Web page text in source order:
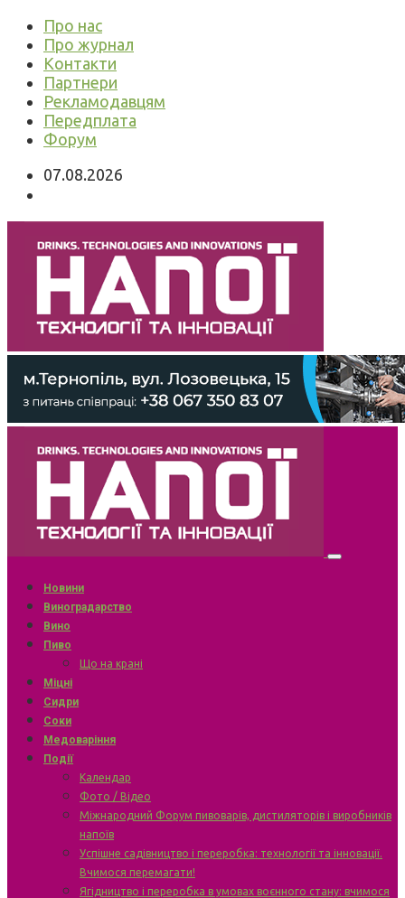
Про нас
Про журнал
Контакти
Партнери
Рекламодавцям
Передплата
Форум
07.08.2026
Новини
Виноградарство
Вино
Пиво
Що на крані
Міцні
Сидри
Соки
Медоваріння
Події
Календар
Фото / Відео
Міжнародний Форум пивоварів, дистиляторів і виробників
напоїв
Успішне садівництво і переробка: технології та інновації.
Вчимося перемагати!
Ягідництво і переробка в умовах воєнного стану: вчимося